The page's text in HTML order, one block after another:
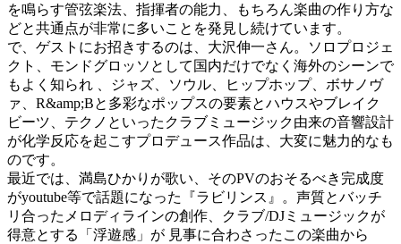
を鳴らす管弦楽法、指揮者の能力、もちろん楽曲の作り方な
どと共通点が非常に多いことを発見し続けています。
で、ゲストにお招きするのは、大沢伸一さん。ソロプロジェ
クト、モンドグロッソとして国内だけでなく海外のシーンで
もよく知られ 、ジャズ、ソウル、ヒップホップ、ボサノヴ
ァ、R&amp;Bと多彩なポップスの要素とハウスやブレイク
ビーツ、テクノといったクラブミュージック由来の音響設計
が化学反応を起こすプロデュース作品は、大変に魅力的なも
のです。
最近では、満島ひかりが歌い、そのPVのおそるべき完成度
がyoutube等で話題になった『ラビリンス』。声質とバッチ
リ合ったメロディラインの創作、クラブ/DJミュージックが
得意とする「浮遊感」が 見事に合わさったこの楽曲から